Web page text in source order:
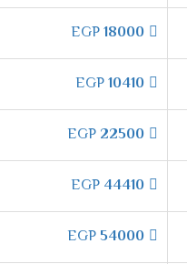
بكل اجزاء الغرفه وقضاء
تبريد الغرفه وعدم الشعور بحر
فى المكيف وهى التشغيل
18000
10410
22500
44410
54000